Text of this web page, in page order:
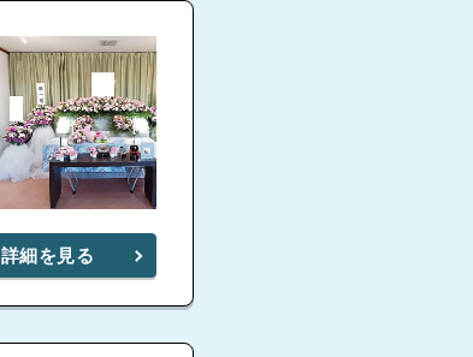
詳細を見る